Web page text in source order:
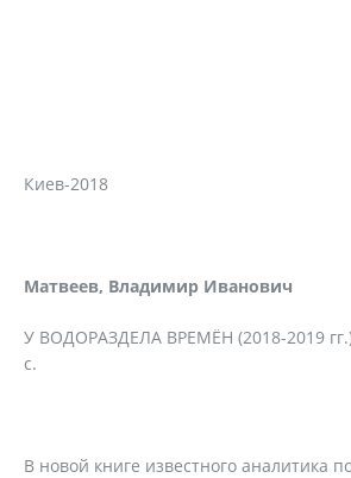
Киев-2018
Матвеев, Владимир Иванович
У ВОДОРАЗДЕЛА ВРЕМЁН (2018-2019
с.
В новой книге известного аналитика